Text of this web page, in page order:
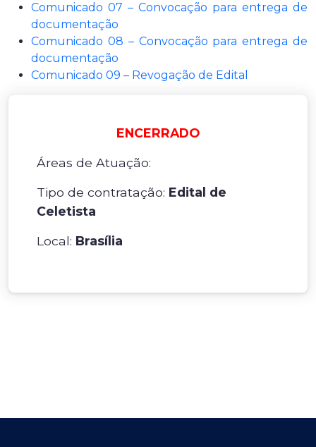
Comunicado 07 – Convocação para entrega de
documentação
Comunicado 08 – Convocação para entrega de
documentação
Comunicado 09 – Revogação de Edital
ENCERRADO
Áreas de Atuação:
Tipo de contratação: Edital de
Celetista
Local: Brasília